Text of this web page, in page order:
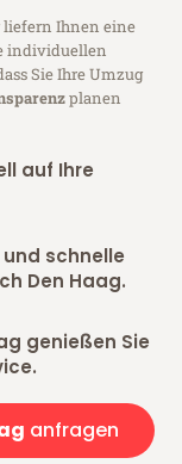
liefern Ihnen eine
individuellen
Sie Ihre Umzug
planen
auf Ihre
schnelle
Den Haag.
genießen Sie
anfragen